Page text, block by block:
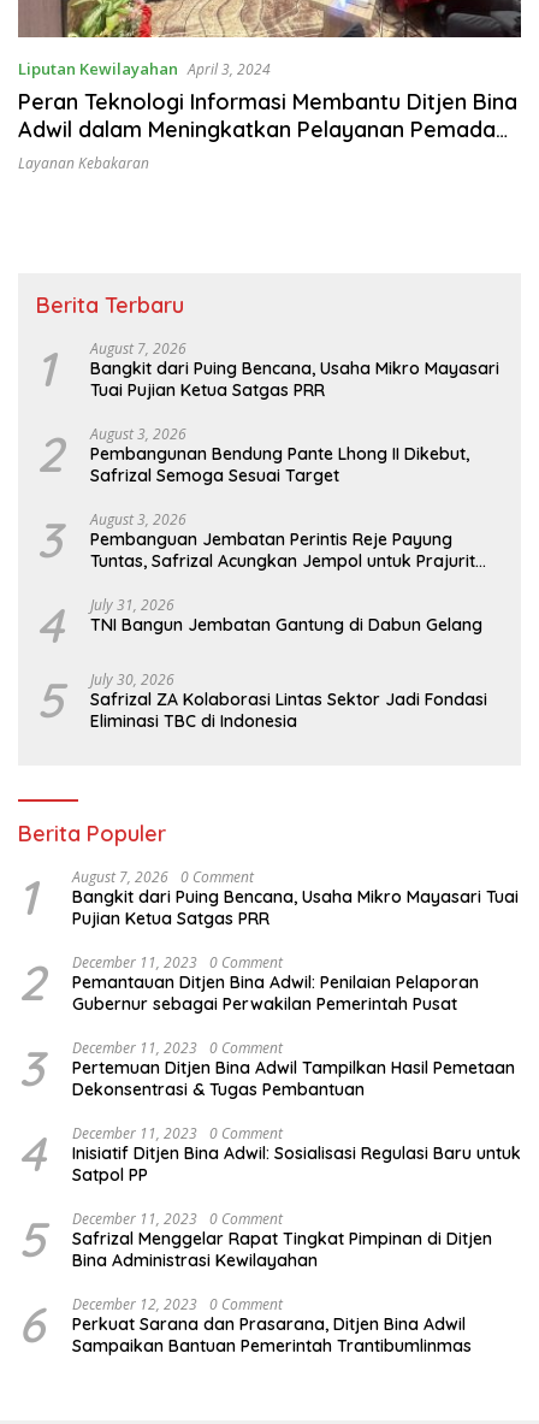
Liputan Kewilayahan April 3, 2024
Peran Teknologi Informasi Membantu Ditjen Bina
Adwil dalam Meningkatkan Pelayanan Pemadam
Kebakaran
Layanan Kebakaran
Berita Terbaru
1 August 7, 2026
Bangkit dari Puing Bencana, Usaha Mikro Mayasari
Tuai Pujian Ketua Satgas PRR
2 August 3, 2026
Pembangunan Bendung Pante Lhong II Dikebut,
Safrizal Semoga Sesuai Target
3 August 3, 2026
Pembanguan Jembatan Perintis Reje Payung
Tuntas, Safrizal Acungkan Jempol untuk Prajurit
4 July 31, 2026
TNI Bangun Jembatan Gantung di Dabun Gelang
5 July 30, 2026
Safrizal ZA Kolaborasi Lintas Sektor Jadi Fondasi
Eliminasi TBC di Indonesia
Berita Populer
1 August 7, 2026 0 Comment
Bangkit dari Puing Bencana, Usaha Mikro Mayasari Tuai
Pujian Ketua Satgas PRR
2 December 11, 2023 0 Comment
Pemantauan Ditjen Bina Adwil: Penilaian Pelaporan
Gubernur sebagai Perwakilan Pemerintah Pusat
3 December 11, 2023 0 Comment
Pertemuan Ditjen Bina Adwil Tampilkan Hasil Pemetaan
Dekonsentrasi & Tugas Pembantuan
4 December 11, 2023 0 Comment
Inisiatif Ditjen Bina Adwil: Sosialisasi Regulasi Baru untuk
Satpol PP
5 December 11, 2023 0 Comment
Safrizal Menggelar Rapat Tingkat Pimpinan di Ditjen
Bina Administrasi Kewilayahan
6 December 12, 2023 0 Comment
Perkuat Sarana dan Prasarana, Ditjen Bina Adwil
Sampaikan Bantuan Pemerintah Trantibumlinmas